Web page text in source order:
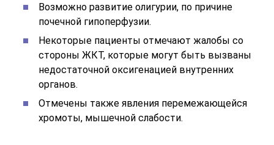
Возможно развитие олигурии, по причине
почечной гипоперфузии.
Некоторые пациенты отмечают жалобы со
стороны ЖКТ, которые могут быть вызваны
недостаточной оксигенацией внутренних
органов.
Отмечены также явления перемежающейся
хромоты, мышечной слабости.